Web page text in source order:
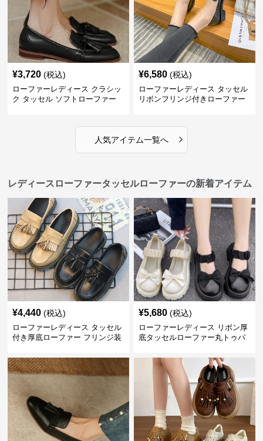
¥3,720 (税込)
ローファーレディース クラシッ
ク タッセル ソフトローファー
¥6,580 (税込)
ローファーレディース タッセル
リボンフリンジ付きローファー
人気アイテム一覧へ ›
レディースローファータッセルローファーの新着アイテム
¥4,440 (税込)
ローファーレディース タッセル
付き厚底ローファー フリンジ装
¥5,680 (税込)
ローファーレディース リボン厚
底タッセルローファー丸トゥパ